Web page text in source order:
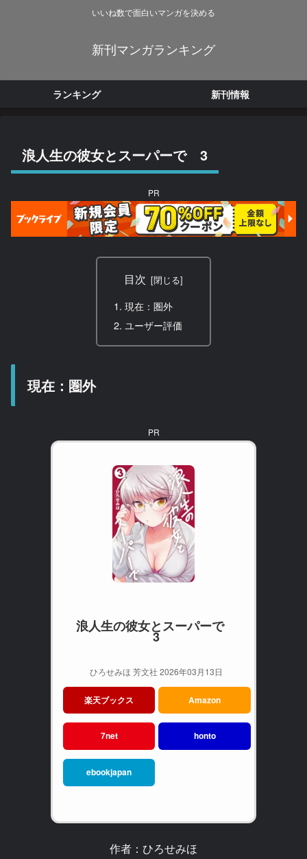
いいね数で面白いマンガを決める
新刊マンガランキング
ランキング 新刊情報
浪人生の彼女とスーパーで 3
PR
目次
現在：圏外
ユーザー評価
現在：圏外
PR
浪人生の彼女とスーパーで
3
ひろせみほ 芳文社 2026年03月13日
楽天ブックス Amazon
7net honto
ebookjapan
作者：ひろせみほ